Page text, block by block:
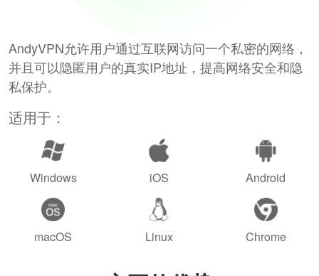
AndyVPN允许用户通过互联网访问一个私密的网络，
并且可以隐匿用户的真实IP地址，提高网络安全和隐
私保护。
适用于：
Windows iOS Android
macOS Linux Chrome